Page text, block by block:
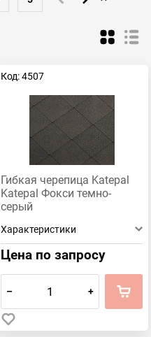
Код: 4507
Гибкая черепица Katepal
Katepal Фокси темно-
серый
Характеристики
Цена по запросу
– +